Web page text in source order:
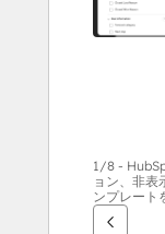
は
を
使
1/8 -
ョン、非表
ンプレート